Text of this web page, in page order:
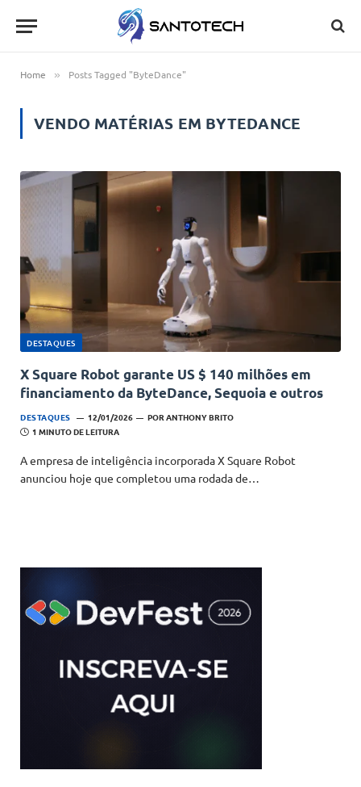
Home » Posts Tagged "ByteDance"
VENDO MATÉRIAS EM BYTEDANCE
DESTAQUES
X Square Robot garante US $ 140 milhões em
financiamento da ByteDance, Sequoia e outros
DESTAQUES 12/01/2026 POR ANTHONY BRITO
1 MINUTO DE LEITURA
A empresa de inteligência incorporada X Square Robot
anunciou hoje que completou uma rodada de…